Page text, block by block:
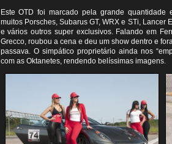
Este OTD foi marcado pela grande
muitos Porsches, Subarus GT, WRX e STi, Lancer
e vários outros super exclusivos. Falando em
Grecco, roubou a cena e deu um show dentro e
passava. O simpático proprietário ainda nos
com as Oktanetes, rendendo belíssimas imagens.